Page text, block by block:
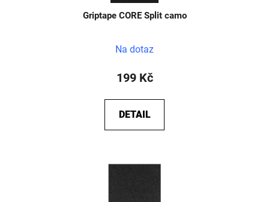
Griptape CORE Split camo
Na dotaz
199 Kč
DETAIL